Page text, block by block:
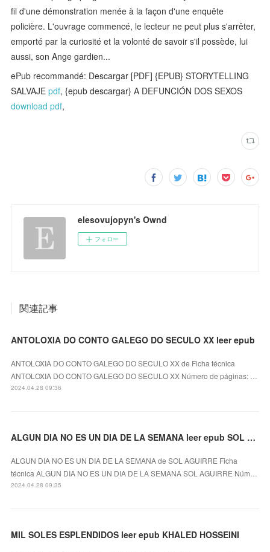
fil d'une démonstration menée à la façon d'une enquête
policière. L'ouvrage commencé, le lecteur ne peut plus s'arrêter,
emporté par la curiosité et la volonté de savoir s'il possède, lui
aussi, son Ange gardien...
ePub recommandé: Descargar [PDF] {EPUB} STORYTELLING
SALVAJEpdf, {epub descargar} A DEFUNCIÓN DOS SEXOS
download pdf,
elesovujopyn's Ownd
フォロー
関連記事
ANTOLOXIA DO CONTO GALEGO DO SECULO XX leer epub
ANTOLOXIA DO CONTO GALEGO DO SECULO XX de Ficha técnica
ANTOLOXIA DO CONTO GALEGO DO SECULO XX Número de páginas: …
2024.04.28 09:36
ALGUN DIA NO ES UN DIA DE LA SEMANA leer epub SOL AGUIRRE
ALGUN DIA NO ES UN DIA DE LA SEMANA de SOL AGUIRRE Ficha
técnica ALGUN DIA NO ES UN DIA DE LA SEMANA SOL AGUIRRE Núm…
2024.04.28 09:35
MIL SOLES ESPLENDIDOS leer epub KHALED HOSSEINI